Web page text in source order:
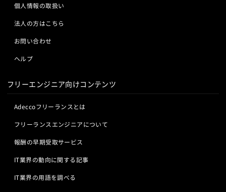
個人情報の取扱い
法人の方はこちら
お問い合わせ
ヘルプ
フリーエンジニア向けコンテンツ
Adeccoフリーランスとは
フリーランスエンジニアについて
報酬の早期受取サービス
IT業界の動向に関する記事
IT業界の用語を調べる